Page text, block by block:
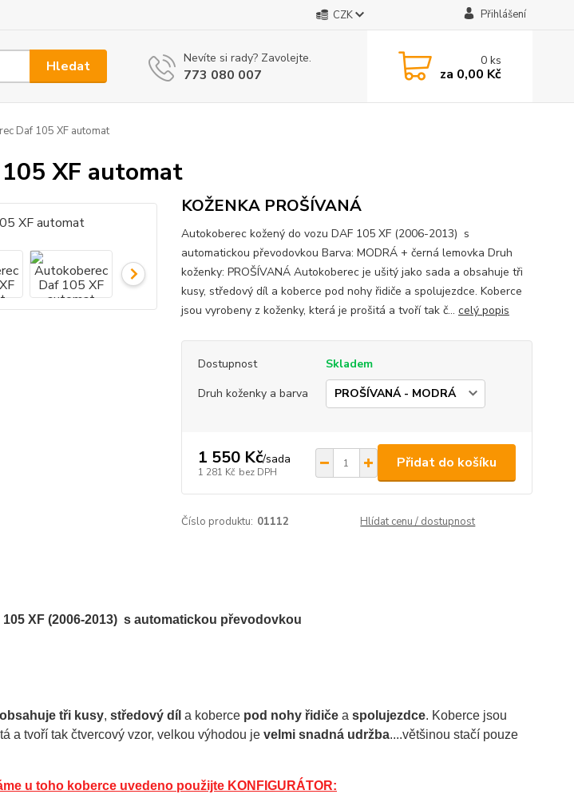
CZK Přihlášení
Hledat Nevíte si rady? Zavolejte.
773 080 007
0ks
za 0,00 Kč
Daf 105 XF automat
XF automat
KOŽENKA PROŠÍVANÁ
Autokoberec kožený do vozu DAF 105 XF (2006-2013) s
automatickou převodovkou Barva: MODRÁ + černá lemovka Druh
koženky: PROŠÍVANÁ Autokoberec je ušitý jako sada a obsahuje tři
kusy, středový díl a koberce pod nohy řidiče a spolujezdce. Koberce
jsou vyrobeny z koženky, která je prošitá a tvoří tak č... celý popis
Dostupnost
Skladem
Druh koženky a barva
1 550 Kč/sada
1 281 Kč bez DPH
Přidat do košíku
Číslo produktu: 01112 Hlídat cenu / dostupnost
105 XF (2006-2013) s automatickou převodovkou
tři kusy, středový díl a koberce pod nohy řidičea spolujezdce. Koberce jsou
a tvoří tak čtvercový vzor, velkou výhodou je velmi snadná udržba....většinou stačí pouze
u toho koberce uvedeno použijte KONFIGURÁTOR: